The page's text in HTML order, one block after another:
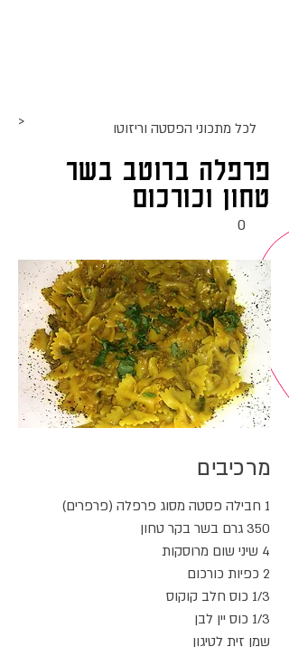
לכל מתכוני הפסטה וריזוטו >
פרפלה ברוטב בשר
טחון וכורכום
0
מרכיבים
1 חבילה פסטה מסוג פרפלה (פרפרים)
350 גרם בשר בקר טחון
4 שיני שום מרוסקות
2 כפיות כורכום
1/3 כוס חלב קוקוס
1/3 כוס יין לבן
שמן זית לטיגון